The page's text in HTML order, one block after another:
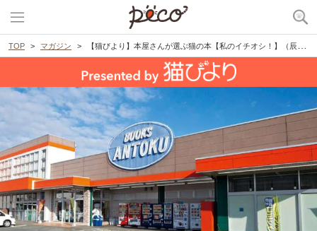
TOP マガジン 【猫びより】本屋さんが選ぶ猫の本【私のイチオシ！】（辰巳出版）